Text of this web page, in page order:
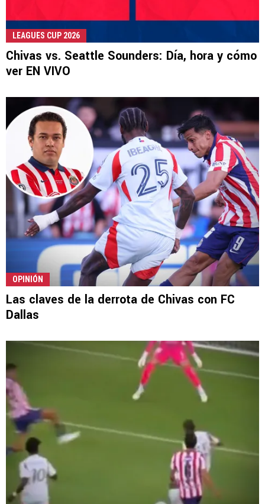
LEAGUES CUP 2026
Chivas vs. Seattle Sounders: Día, hora y cómo
ver EN VIVO
OPINIÓN
Las claves de la derrota de Chivas con FC
Dallas